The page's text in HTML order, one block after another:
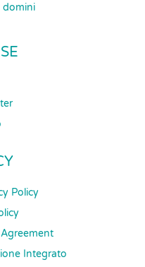
domini
Policy
Integrato